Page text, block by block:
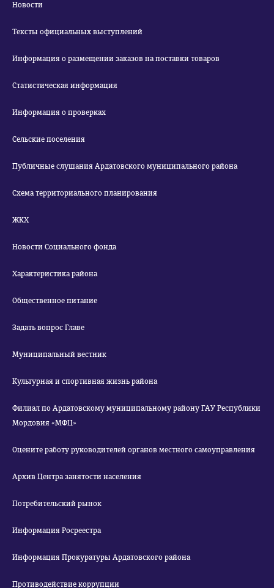
Новости
Тексты официальных выступлений
Информация о размещении заказов на поставки товаров
Статистическая информация
Информация о проверках
Сельские поселения
Публичные слушания Ардатовского муниципального района
Схема территориального планирования
ЖКХ
Новости Социального фонда
Характеристика района
Общественное питание
Задать вопрос Главе
Муниципальный вестник
Культурная и спортивная жизнь района
Филиал по Ардатовскому муниципальному району ГАУ Республики
Мордовия «МФЦ»
Оцените работу руководителей органов местного самоуправления
Архив Центра занятости населения
Потребительский рынок
Информация Росреестра
Информация Прокуратуры Ардатовского района
Противодействие коррупции